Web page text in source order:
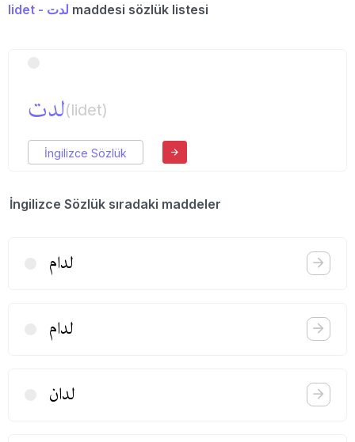
lidet - لدت maddesi sözlük listesi
لدت(lidet)
İngilizce Sözlük
İngilizce Sözlük sıradaki maddeler
لدام
لدام
لدان